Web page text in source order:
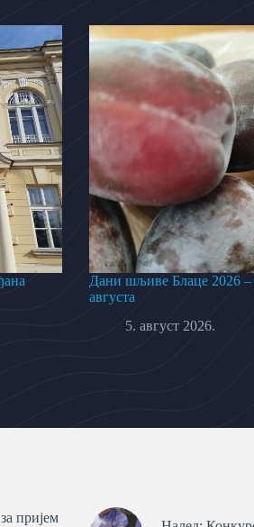
Дани шљиве Блаце 2026 –
августа
5. август 2026.
пријем